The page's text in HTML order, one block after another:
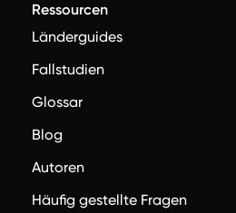
Ressourcen
Länderguides
Fallstudien
Glossar
Blog
Autoren
Häufig gestellte Fragen